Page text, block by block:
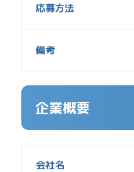
応募方法
備考
企業概要
会社名